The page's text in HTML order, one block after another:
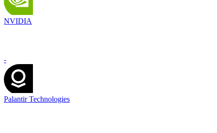
NVIDIA
-
Palantir Technologies